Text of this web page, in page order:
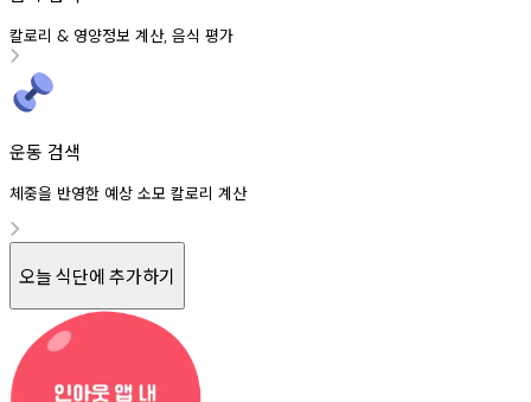
칼로리 & 영양정보 계산, 음식 평가
운동 검색
체중을 반영한 예상 소모 칼로리 계산
오늘 식단에 추가하기